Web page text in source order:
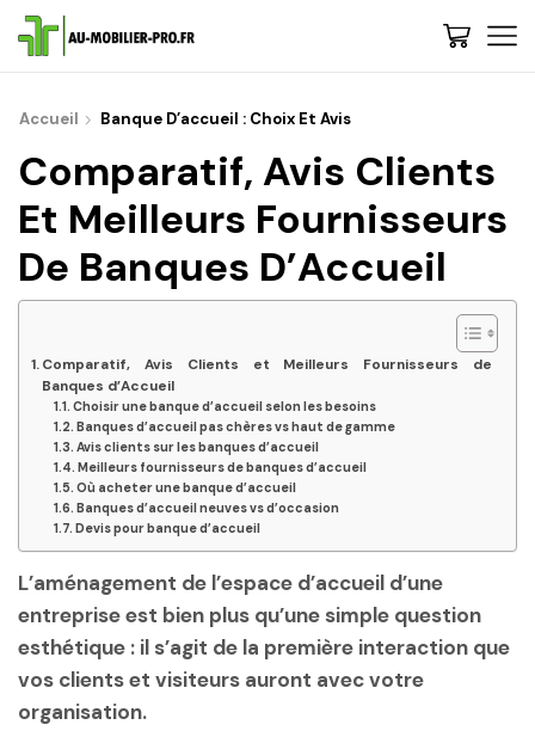
Accueil Banque D’accueil : Choix Et Avis
Comparatif, Avis Clients
Et Meilleurs Fournisseurs
De Banques D’Accueil
Comparatif, Avis Clients et Meilleurs Fournisseurs de
Banques d’Accueil
Choisir une banque d’accueil selon les besoins
Banques d’accueil pas chères vs haut de gamme
Avis clients sur les banques d’accueil
Meilleurs fournisseurs de banques d’accueil
Où acheter une banque d’accueil
Banques d’accueil neuves vs d’occasion
Devis pour banque d’accueil
L’aménagement de l’espace d’accueil d’une
entreprise est bien plus qu’une simple question
esthétique : il s’agit de la première interaction que
vos clients et visiteurs auront avec votre
organisation.